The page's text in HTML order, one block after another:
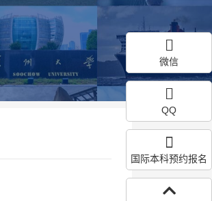
微信
QQ
国际本科预约报名